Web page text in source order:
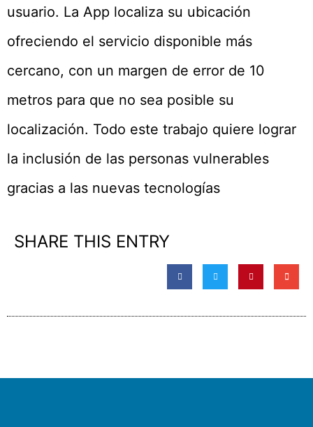
usuario. La App localiza su ubicación
ofreciendo el servicio disponible más
cercano, con un margen de error de 10
metros para que no sea posible su
localización. Todo este trabajo quiere lograr
la inclusión de las personas vulnerables
gracias a las nuevas tecnologías
SHARE THIS ENTRY